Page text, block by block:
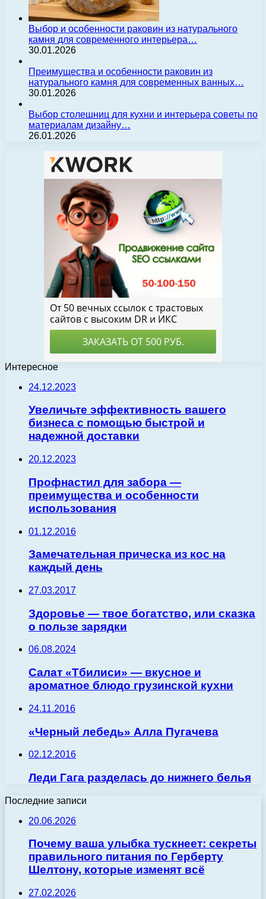
Выбор и особенности раковин из натурального
камня для современного интерьера…
30.01.2026
Преимущества и особенности раковин из
натурального камня для современных ванных…
30.01.2026
Выбор столешниц для кухни и интерьера советы по
материалам дизайну…
26.01.2026
Интересное
24.12.2023
Увеличьте эффективность вашего
бизнеса с помощью быстрой и
надежной доставки
20.12.2023
Профнастил для забора —
преимущества и особенности
использования
01.12.2016
Замечательная прическа из кос на
каждый день
27.03.2017
Здоровье — твое богатство, или сказка
о пользе зарядки
06.08.2024
Салат «Тбилиси» — вкусное и
ароматное блюдо грузинской кухни
24.11.2016
«Черный лебедь» Алла Пугачева
02.12.2016
Леди Гага разделась до нижнего белья
Последние записи
20.06.2026
Почему ваша улыбка тускнеет: секреты
правильного питания по Герберту
Шелтону, которые изменят всё
27.02.2026